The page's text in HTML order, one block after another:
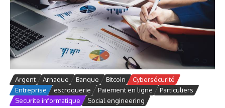
Argent Arnaque Banque Bitcoin
Cybersécurité
Entreprise
escroquerie Paiement en ligne
Particuliers
Securite informatique
Social engineering